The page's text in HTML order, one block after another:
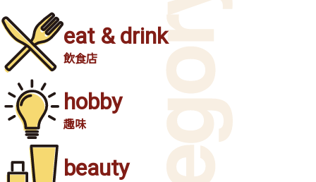
飲食店
eat & drink
趣味
hobby
beauty